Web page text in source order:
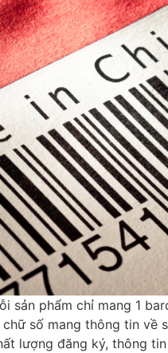
sản phẩm chỉ mang 1
số mang thông tin về
lượng đăng ký, thông